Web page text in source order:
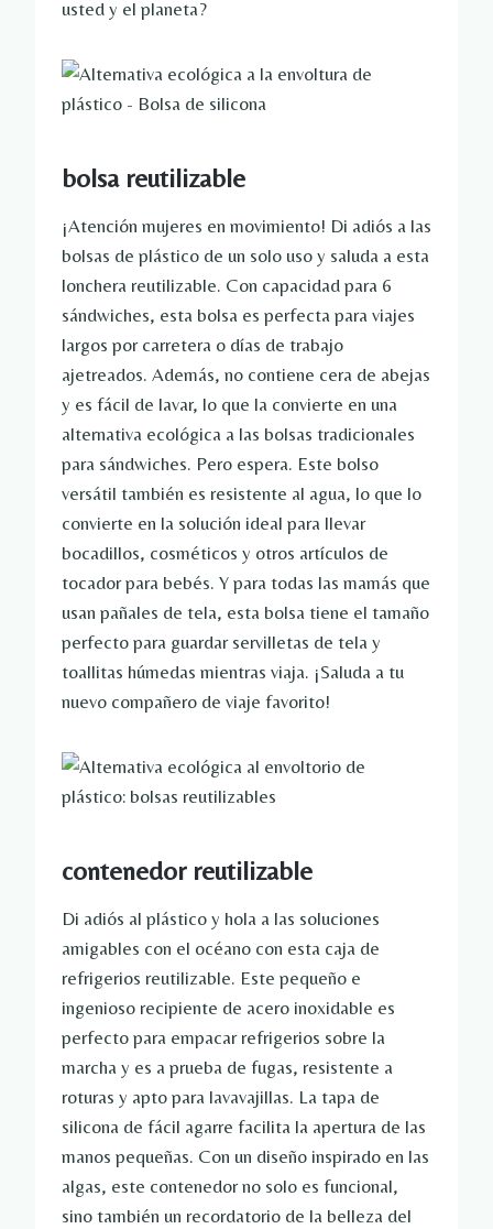
usted y el planeta?
bolsa reutilizable
¡Atención mujeres en movimiento! Di adiós a las
bolsas de plástico de un solo uso y saluda a esta
lonchera reutilizable. Con capacidad para 6
sándwiches, esta bolsa es perfecta para viajes
largos por carretera o días de trabajo
ajetreados. Además, no contiene cera de abejas
y es fácil de lavar, lo que la convierte en una
alternativa ecológica a las bolsas tradicionales
para sándwiches. Pero espera. Este bolso
versátil también es resistente al agua, lo que lo
convierte en la solución ideal para llevar
bocadillos, cosméticos y otros artículos de
tocador para bebés. Y para todas las mamás que
usan pañales de tela, esta bolsa tiene el tamaño
perfecto para guardar servilletas de tela y
toallitas húmedas mientras viaja. ¡Saluda a tu
nuevo compañero de viaje favorito!
contenedor reutilizable
Di adiós al plástico y hola a las soluciones
amigables con el océano con esta caja de
refrigerios reutilizable. Este pequeño e
ingenioso recipiente de acero inoxidable es
perfecto para empacar refrigerios sobre la
marcha y es a prueba de fugas, resistente a
roturas y apto para lavavajillas. La tapa de
silicona de fácil agarre facilita la apertura de las
manos pequeñas. Con un diseño inspirado en las
algas, este contenedor no solo es funcional,
sino también un recordatorio de la belleza del